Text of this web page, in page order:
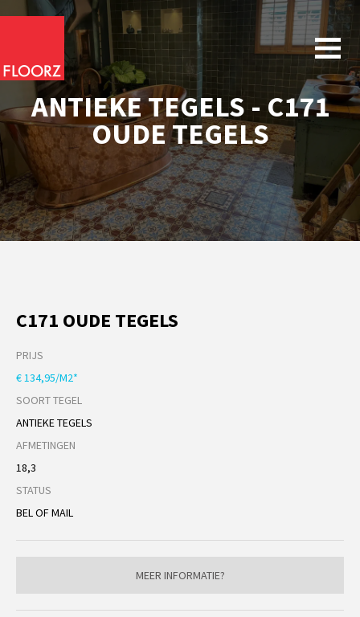
ANTIEKE TEGELS - C171
OUDE TEGELS
C171 OUDE TEGELS
PRIJS
€ 134,95/M2*
SOORT TEGEL
ANTIEKE TEGELS
AFMETINGEN
18,3
STATUS
BEL OF MAIL
MEER INFORMATIE?